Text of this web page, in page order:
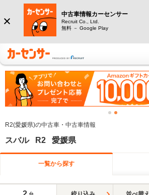
中古車情報カーセンサー
Recruit Co., Ltd.
無料 － Google Play
R2(愛媛県)の中古車・中古車情報
スバル R2 愛媛県
一覧から探す